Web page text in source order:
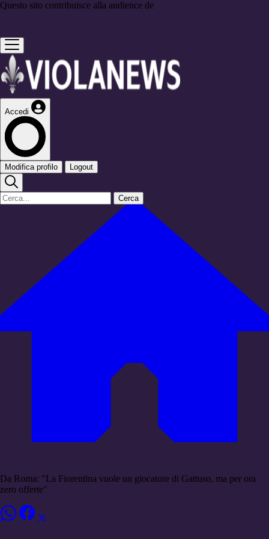
Questo sito contribuisce alla audience de
Accedi
Modifica profilo Logout
Cerca
Da Roma: "La Fiorentina vuole un giocatore di Gattuso, ma per ora
zero offerte"